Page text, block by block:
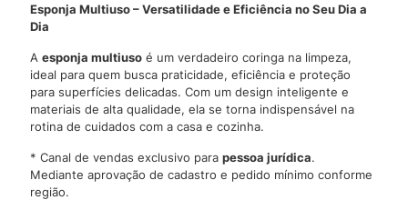
Esponja Multiuso – Versatilidade e Eficiência no Seu Dia a
Dia
A esponja multiuso é um verdadeiro coringa na limpeza,
ideal para quem busca praticidade, eficiência e proteção
para superfícies delicadas. Com um design inteligente e
materiais de alta qualidade, ela se torna indispensável na
rotina de cuidados com a casa e cozinha.
* Canal de vendas exclusivo para pessoa jurídica.
Mediante aprovação de cadastro e pedido mínimo conforme
região.